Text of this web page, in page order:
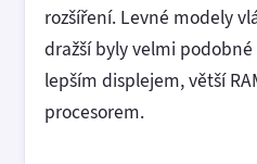
rozšíření. Levné modely
dražší byly velmi
lepším displejem, větší
procesorem.